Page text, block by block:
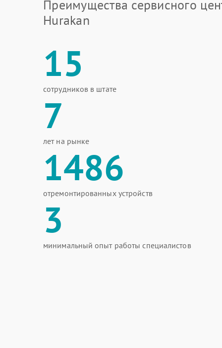
Преимущества сервисного
Hurakan
15
сотрудников в штате
7
лет на рынке
1486
отремонтированных устройств
3
минимальный опыт работы специалистов